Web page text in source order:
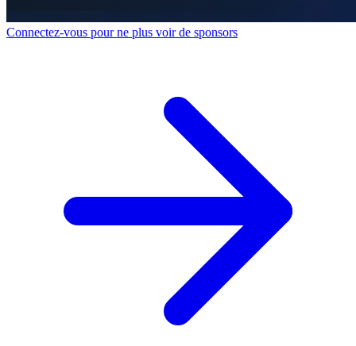
Connectez-vous pour ne plus voir de sponsors